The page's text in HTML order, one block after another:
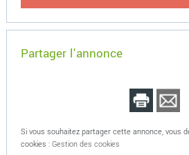
Partager l'annonce
Si vous souhaitez partager cette annonce, vous
cookies : Gestion des cookies